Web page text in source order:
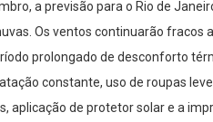
a previsão para o Rio de
Os ventos continuarão
prolongado de desconforto
constante, uso de roupas
aplicação de protetor solar e a